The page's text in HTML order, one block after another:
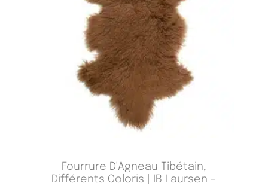
Fourrure D'Agneau Tibétain,
Différents Coloris | IB Laursen –